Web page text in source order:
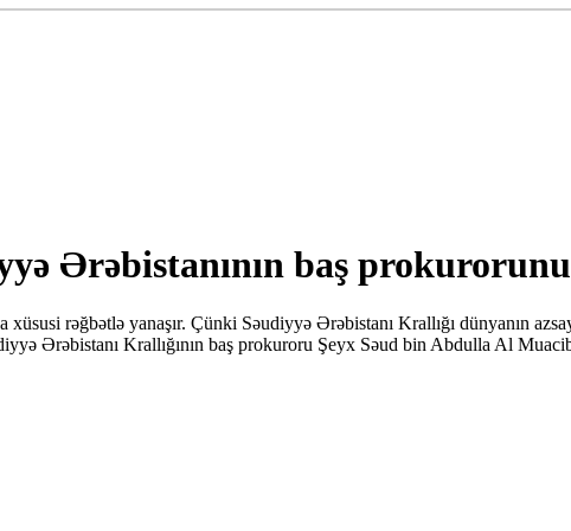
Ərəbistanının baş
rəğbətlə yanaşır. Çünki Səudiyyə Ərəbistanı Krallığı dünyanın
Ərəbistanı Krallığının baş prokuroru Şeyx Səud bin Abdulla Al